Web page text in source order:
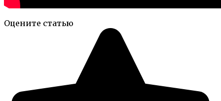
Оцените статью